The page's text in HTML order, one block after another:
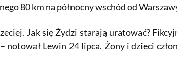
80 km na północny wschód od
Jak się Żydzi starają uratować?
– notował Lewin 24 lipca. Żony i dzieci